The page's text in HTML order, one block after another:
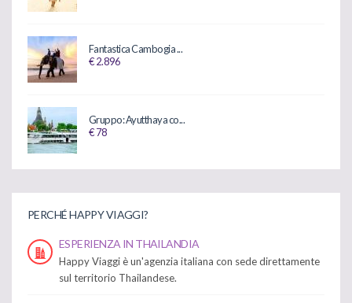
Fantastica Cambogia ...
€ 2.896
Gruppo: Ayutthaya co...
€ 78
PERCHÉ HAPPY VIAGGI?
ESPERIENZA IN THAILANDIA
Happy Viaggi è un'agenzia italiana con sede direttamente
sul territorio Thailandese.